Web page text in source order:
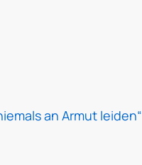
an Armut leiden“